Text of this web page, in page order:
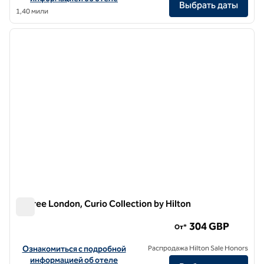
1,40 мили
Выбрать даты
1/12
1 из 12
BoTree London, Curio Collection by Hilton
Посмотреть информацию об отеле The BoTree London, Curio
Ознакомиться с подробной
информацией об отеле
От* 304 GBP
Распродажа Hilton Sale Honors